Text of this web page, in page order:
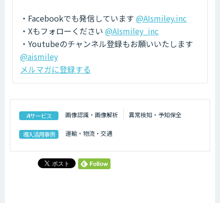
・Facebookでも発信しています @AIsmiley.inc
・Xもフォローください @AIsmiley_inc
・Youtubeのチャンネル登録もお願いいたします
@aismiley
メルマガに登録する
AIサービス 画像認識・画像解析 異常検知・予知保全
導入活用事例 運輸・物流・交通